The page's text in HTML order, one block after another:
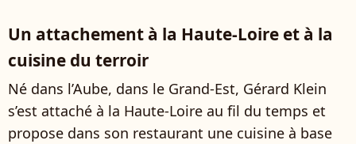
Un attachement à la Haute-Loire et à la
cuisine du terroir
Né dans l’Aube, dans le Grand-Est, Gérard Klein
s’est attaché à la Haute-Loire au fil du temps et
propose dans son restaurant une cuisine à base